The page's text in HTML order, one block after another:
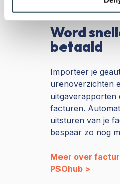
of their services.
Word
betaald
Importeer je
urenoverzichten
uitgaverapporten
facturen.
uitsturen van je
bespaar zo nog
Meer over
PSOhub >